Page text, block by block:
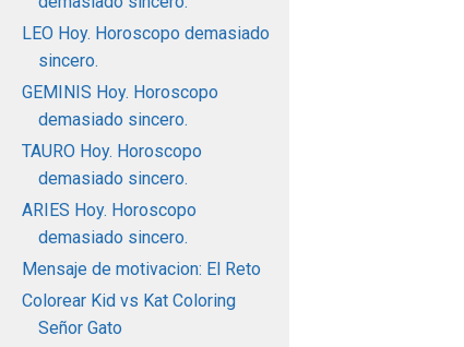
LEO Hoy. Horoscopo demasiado
sincero.
GEMINIS Hoy. Horoscopo
demasiado sincero.
TAURO Hoy. Horoscopo
demasiado sincero.
ARIES Hoy. Horoscopo
demasiado sincero.
Mensaje de motivacion: El Reto
Colorear Kid vs Kat Coloring
Señor Gato